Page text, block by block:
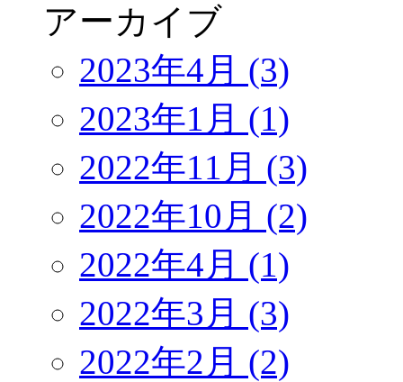
アーカイブ
2023年4月 (3)
2023年1月 (1)
2022年11月 (3)
2022年10月 (2)
2022年4月 (1)
2022年3月 (3)
2022年2月 (2)